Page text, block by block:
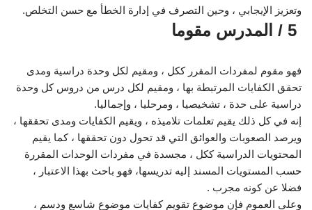
وتعزيز الإيجابي ، وحين التصرف في إدارة الخطأ مع حسن التخلص.
فهو مقوم لمفردات المقرر ككل ، ومقيم لكل وحدة دراسية ومدى
تحقق الكفايات المرتبطة بها ، ومقيم لكل درس من دروس كل وحدة
دراسية على حدة ، تشخيصيا ، ومرحليا ، وإجماليا.
إنه في كل ذلك يقيم تعلمات تلاميذه ، ويقيم الكفايات ومدى تحققها ،
ويرصد الصعوبات والعوائق التي قد تحول دون تحققها ، كما يقيم
المحتويات الدراسية ككل ، مجسدة في مفردات الوحدات المقررة
حسب المستويات المسند إليه تدريسها، فهو باحث بهذا الاعتبار ،
فضلا عن كونه مجرب .
وعلى العموم فإن موضوع تقويم كفايات موضوع شاسع ودسم ،